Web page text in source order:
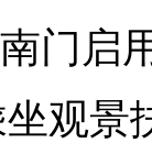
启
观景